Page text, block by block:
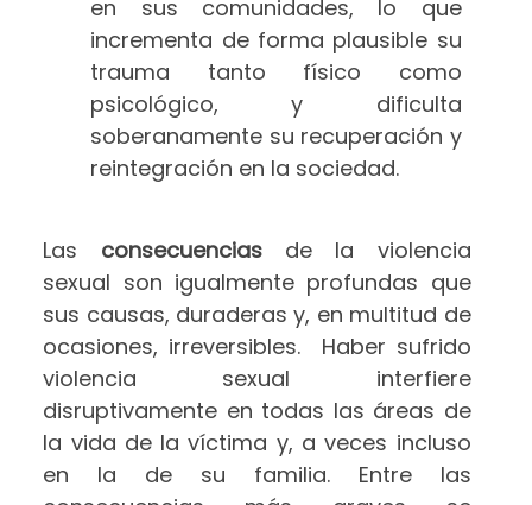
en sus comunidades, lo que
incrementa de forma plausible su
trauma tanto físico como
psicológico, y dificulta
soberanamente su recuperación y
reintegración en la sociedad.
Las consecuenciasde la violencia
sexual son igualmente profundas que
sus causas, duraderas y, en multitud de
ocasiones, irreversibles. Haber sufrido
violencia sexual interfiere
disruptivamente en todas las áreas de
la vida de la víctima y, a veces incluso
en la de su familia. Entre las